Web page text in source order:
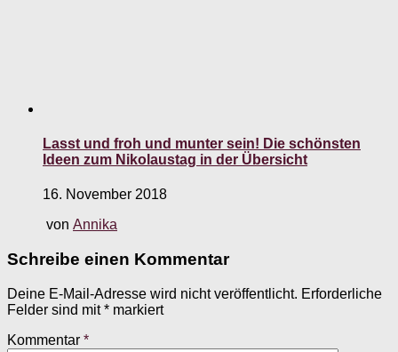
Lasst und froh und munter sein! Die schönsten
Ideen zum Nikolaustag in der Übersicht
16. November 2018
von Annika
Schreibe einen Kommentar
Deine E-Mail-Adresse wird nicht veröffentlicht. Erforderliche
Felder sind mit* markiert
Kommentar *